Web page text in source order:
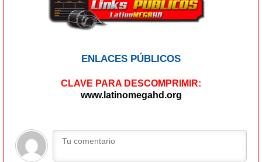
ENLACES PÚBLICOS
CLAVE PARA DESCOMPRIMIR:
www.latinomegahd.org